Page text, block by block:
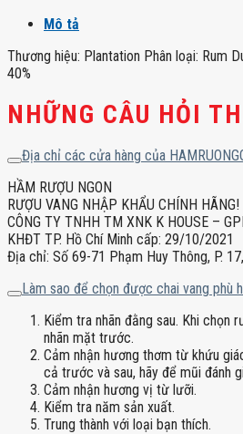
Mô tả
Thương hiệu: Plantation Phân loại: Rum
40%
NHỮNG CÂU HỎI
Địa chỉ các cửa hàng của
HẦM RƯỢU NGON
RƯỢU VANG NHẬP KHẨU CHÍNH HÃNG!
CÔNG TY TNHH TM XNK K HOUSE –
KHĐT TP. Hồ Chí Minh cấp: 29/10/2021
Địa chỉ: Số 69-71 Phạm Huy Thông, P.
Làm sao để chọn được chai vang phù
Kiểm tra nhãn đằng sau. Khi chọn
nhãn mặt trước.
Cảm nhận hương thơm từ khứu
cả trước và sau, hãy để mũi đánh
Cảm nhận hương vị từ lưỡi.
Kiểm tra năm sản xuất.
Trung thành với loại bạn thích.